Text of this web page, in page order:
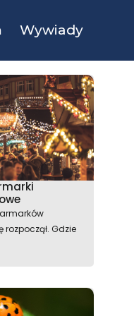
Wywiady
rozpoczął. Gdzie